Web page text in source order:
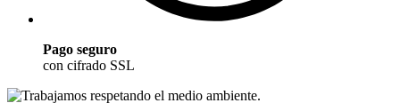
Pago seguro
con cifrado SSL